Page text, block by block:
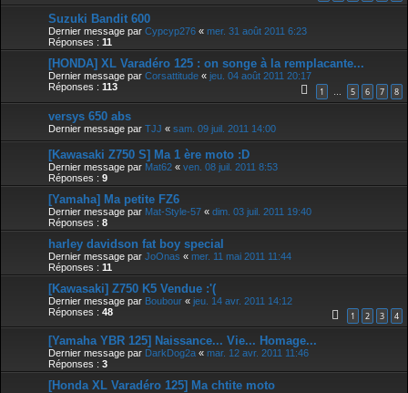
Suzuki Bandit 600
Dernier message par Cypcyp276 « mer. 31 août 2011 6:23
Réponses : 11
[HONDA] XL Varadéro 125 : on songe à la remplacante...
Dernier message par Corsattitude « jeu. 04 août 2011 20:17
Réponses : 113 1 5 6 7 8
versys 650 abs
Dernier message par TJJ « sam. 09 juil. 2011 14:00
[Kawasaki Z750 S] Ma 1 ère moto :D
Dernier message par Mat62 « ven. 08 juil. 2011 8:53
Réponses : 9
[Yamaha] Ma petite FZ6
Dernier message par Mat-Style-57 « dim. 03 juil. 2011 19:40
Réponses : 8
harley davidson fat boy special
Dernier message par JoOnas « mer. 11 mai 2011 11:44
Réponses : 11
[Kawasaki] Z750 K5 Vendue :'(
Dernier message par Boubour « jeu. 14 avr. 2011 14:12
Réponses : 48 1 2 3 4
[Yamaha YBR 125] Naissance... Vie... Homage...
Dernier message par DarkDog2a « mar. 12 avr. 2011 11:46
Réponses : 3
[Honda XL Varadéro 125] Ma chtite moto